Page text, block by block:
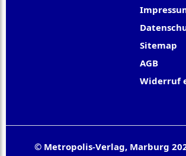
Sitemap
AGB
Widerruf
© Metropolis-Verlag, Marburg